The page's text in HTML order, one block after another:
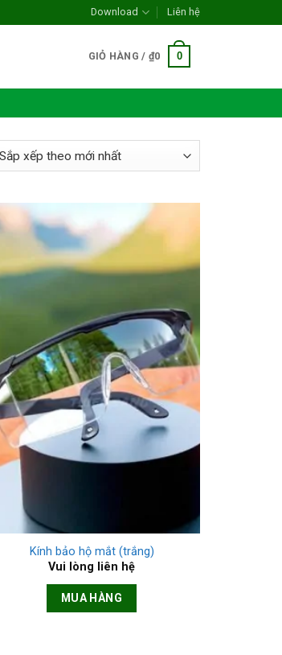
Download Liên hệ
GIỎ HÀNG / ₫0 0
Kính bảo hộ mắt (trắng)
Vui lòng liên hệ
MUA HÀNG